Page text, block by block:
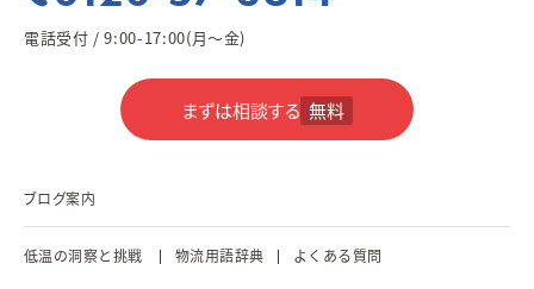
電話受付 / 9:00-17:00(月～金)
まずは相談する 無料
ブログ案内
低温の洞察と挑戦 物流用語辞典 よくある質問